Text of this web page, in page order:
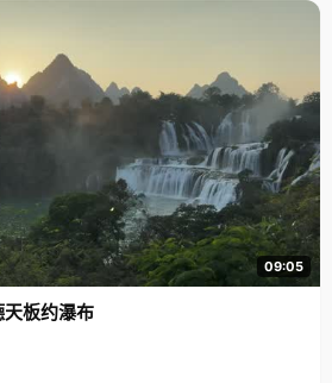
09:05
板约瀑布